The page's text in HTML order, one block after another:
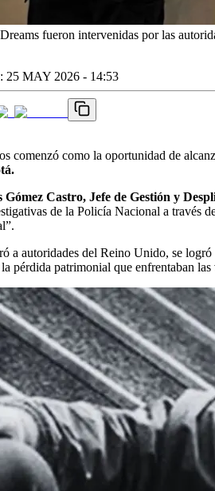
fueron intervenidas por las
25 MAY 2026 - 14:53
comenzó como la oportunidad de
Castro, Jefe de Gestión y
de la Policía Nacional a través
a autoridades del Reino Unido, se
pérdida patrimonial que enfrentaban las